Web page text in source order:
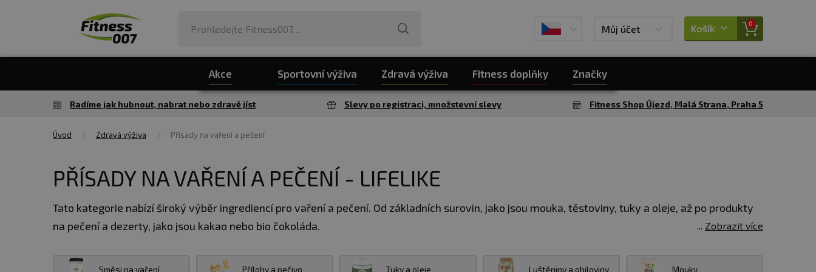
Můj účet Košík 0
Akce Sportovní výživa Zdravá výživa Fitness doplňky Značky
Radíme jak hubnout, nabrat nebo zdravě jíst Slevy po registraci, množstevní slevy Fitness Shop Újezd, Malá Strana, Praha 5
Úvod Zdravá výživa Přísady na vaření a pečení
PŘÍSADY NA VAŘENÍ A PEČENÍ - LIFELIKE
Tato kategorie nabízí široký výběr ingrediencí pro vaření a pečení. Od základních surovin, jako jsou mouka, těstoviny, tuky a oleje, až po produkty
na pečení a dezerty, jako jsou kakao nebo bio čokoláda.
SMĚSI NA VAŘENÍ A PEČENÍ
Zobrazit více
Směsi na vaření Přílohy a pečivo Tuky a oleje Luštěniny a obiloviny Mouky